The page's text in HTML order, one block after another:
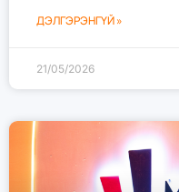
ДЭЛГЭРЭНГҮЙ »
21/05/2026